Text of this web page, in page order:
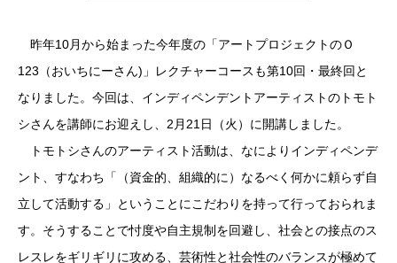
昨年10月から始まった今年度の「アートプロジェクトのＯ
123（おいちにーさん)」レクチャーコースも第10回・最終回と
なりました。今回は、インディペンデントアーティストのトモト
シさんを講師にお迎えし、2月21日（火）に開講しました。
トモトシさんのアーティスト活動は、なによりインディペンデ
ント、すなわち「（資金的、組織的に）なるべく何かに頼らず自
立して活動する」ということにこだわりを持って行っておられま
す。そうすることで忖度や自主規制を回避し、社会との接点のス
レスレをギリギリに攻める、芸術性と社会性のバランスが極めて